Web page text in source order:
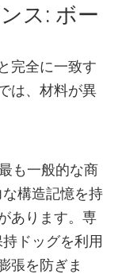
ス: ボー
完全に一致す
は、材料が異
も一般的な商
構造記憶を持
あります。専
ドッグを利用
張を防ぎま